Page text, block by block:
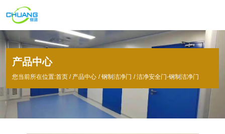
产品中心
您当前所在位置:首页 / 产品中心 /钢制洁净门 /洁净安全门-钢制洁净门